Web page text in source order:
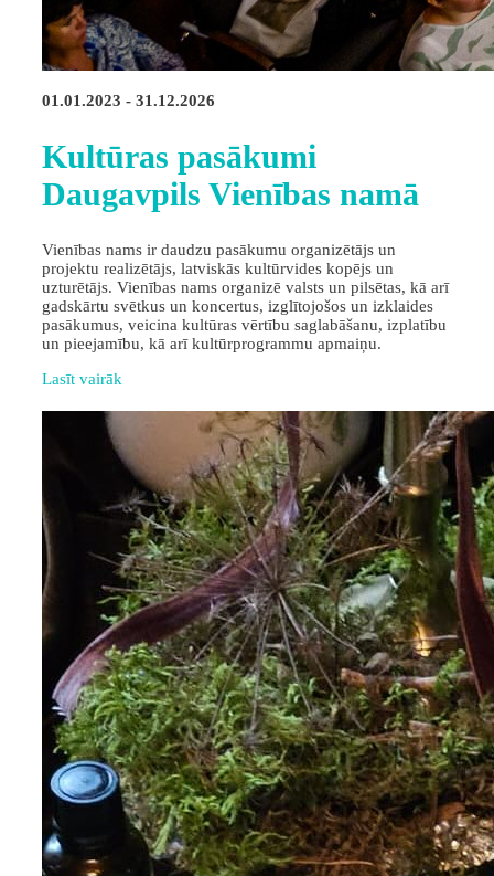
01.01.2023 - 31.12.2026
Kultūras pasākumi
Daugavpils Vienības namā
Vienības nams ir daudzu pasākumu organizētājs un
projektu realizētājs, latviskās kultūrvides kopējs un
uzturētājs. Vienības nams organizē valsts un pilsētas, kā arī
gadskārtu svētkus un koncertus, izglītojošos un izklaides
pasākumus, veicina kultūras vērtību saglabāšanu, izplatību
un pieejamību, kā arī kultūrprogrammu apmaiņu.
Lasīt vairāk